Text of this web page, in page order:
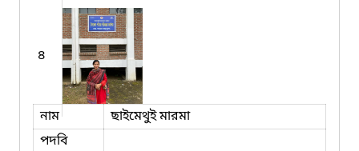
৪
নাম
ছাইমেথুই মারমা
পদবি